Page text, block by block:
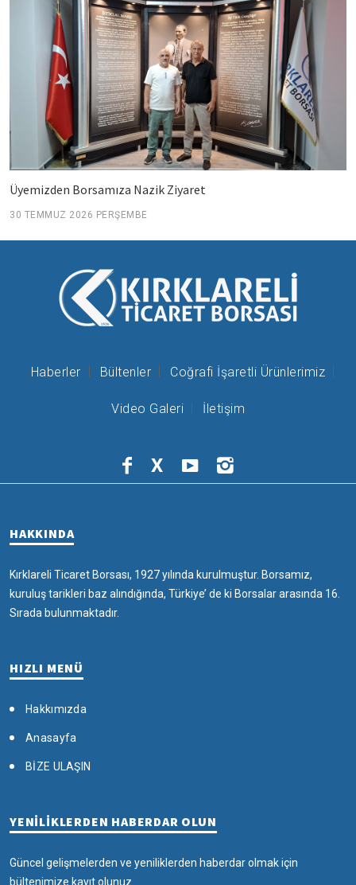
Üyemizden Borsamıza Nazik Ziyaret
30 TEMMUZ 2026 PERŞEMBE
Haberler Bültenler Coğrafi İşaretli Ürünlerimiz
Video Galeri İletişim
X
HAKKINDA
Kırklareli Ticaret Borsası, 1927 yılında kurulmuştur. Borsamız,
kuruluş tarikleri baz alındığında, Türkiye’ de ki Borsalar arasında 16.
Sırada bulunmaktadır.
HIZLI MENÜ
Hakkımızda
Anasayfa
BİZE ULAŞIN
YENİLİKLERDEN HABERDAR OLUN
Güncel gelişmelerden ve yeniliklerden haberdar olmak için
bültenimize kayıt olunuz.